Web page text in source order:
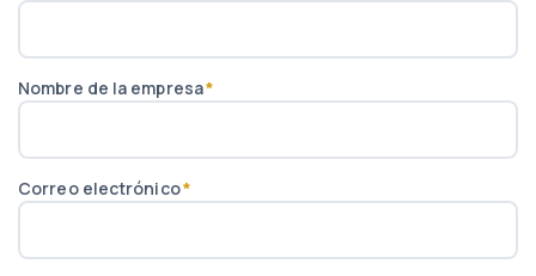
Nombre de la empresa*
Correo electrónico*